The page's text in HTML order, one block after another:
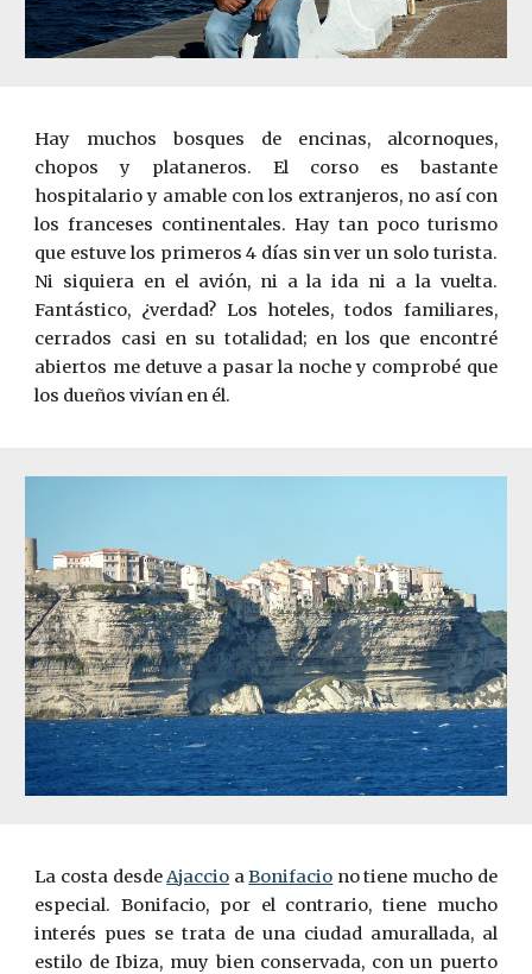
Hay muchos bosques de encinas, alcornoques,
chopos y plataneros. El corso es bastante
hospitalario y amable con los extranjeros, no así con
los franceses continentales. Hay tan poco turismo
que estuve los primeros 4 días sin ver un solo turista.
Ni siquiera en el avión, ni a la ida ni a la vuelta.
Fantástico, ¿verdad? Los hoteles, todos familiares,
cerrados casi en su totalidad; en los que encontré
abiertos me detuve a pasar la noche y comprobé que
los dueños vivían en él.
La costa desdeAjaccio aBonifacio no tiene mucho de
especial. Bonifacio, por el contrario, tiene mucho
interés pues se trata de una ciudad amurallada, al
estilo de Ibiza, muy bien conservada, con un puerto